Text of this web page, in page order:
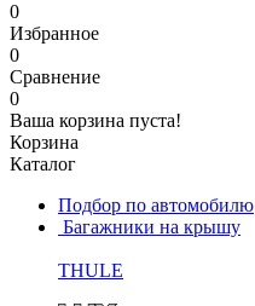
0
Избранное
0
Сравнение
0
Ваша корзина пуста!
Корзина
Каталог
Подбор по автомобилю
Багажники на крышу
THULE